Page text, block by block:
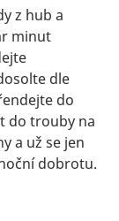
z hub a
minut
dle
do
do trouby na
a už se jen
dobrotu.